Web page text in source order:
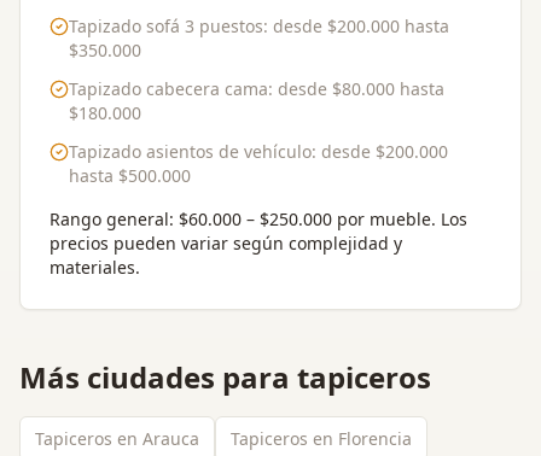
Tapizado sofá 3 puestos: desde $200.000 hasta
$350.000
Tapizado cabecera cama: desde $80.000 hasta
$180.000
Tapizado asientos de vehículo: desde $200.000
hasta $500.000
Rango general: $60.000 – $250.000 por mueble. Los
precios pueden variar según complejidad y
materiales.
Más ciudades para tapiceros
Tapiceros en Arauca
Tapiceros en Florencia